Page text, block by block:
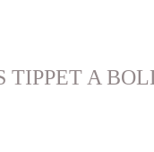
TIPPET A